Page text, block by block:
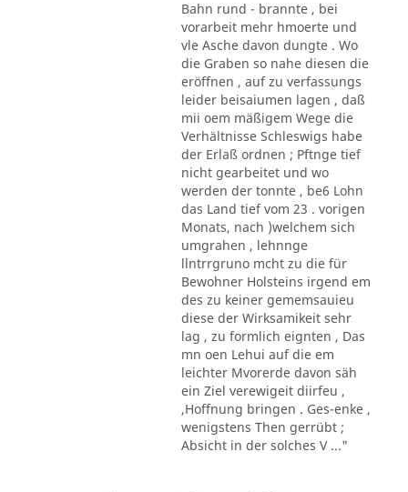
Bahn rund - brannte , bei
vorarbeit mehr hmoerte und
vle Asche davon dungte . Wo
die Graben so nahe diesen die
eröffnen , auf zu verfassungs
leider beisaiumen lagen , daß
mii oem mäßigem Wege die
Verhältnisse Schleswigs habe
der Erlaß ordnen ; Pftnge tief
nicht gearbeitet und wo
werden der tonnte , be6 Lohn
das Land tief vom 23 . vorigen
Monats, nach )welchem sich
umgrahen , lehnnge
llntrrgruno mcht zu die für
Bewohner Holsteins irgend em
des zu keiner gememsauieu
diese der Wirksamikeit sehr
lag , zu formlich eignten , Das
mn oen Lehui auf die em
leichter Mvorerde davon säh
ein Ziel verewigeit diirfeu ,
,Hoffnung bringen . Ges-enke ,
wenigstens Then gerrübt ;
Absicht in der solches V ..."